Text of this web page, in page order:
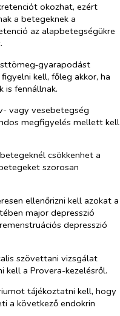
okozhat, ezért
a betegeknek a
az alapbetegségükre
kell, főleg akkor, ha
is fennállnak.
vagy vesebetegség
megfigyelés mellett kell
csökkenhet a
szorosan
ellenőrizni kell azokat a
major depresszió
depresszió
szövettani vizsgálat
a Provera-kezelésről.
tájékoztatni kell, hogy
a következő endokrin